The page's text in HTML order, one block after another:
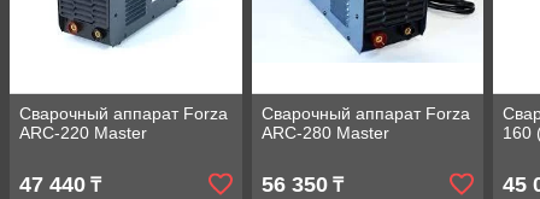
Сварочный аппарат Forza
ARC-220 Master
47 440 ₸
Сварочный аппарат Forza
ARC-280 Master
56 350₸
160
45